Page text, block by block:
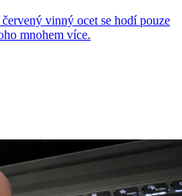
vinný ocet se hodí pouze
mnohem více.